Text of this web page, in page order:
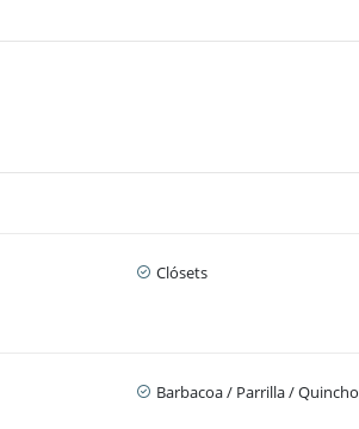
Clósets
Barbacoa / Parrilla / Quincho